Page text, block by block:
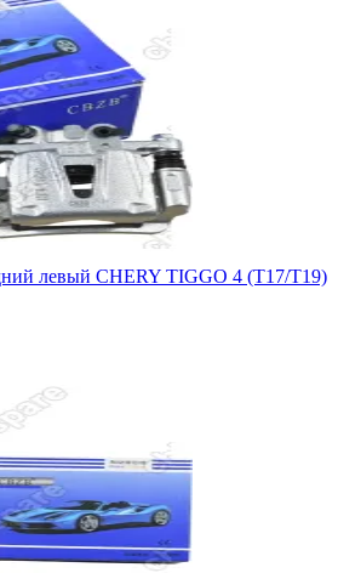
левый CHERY TIGGO 4 (T17/T19)